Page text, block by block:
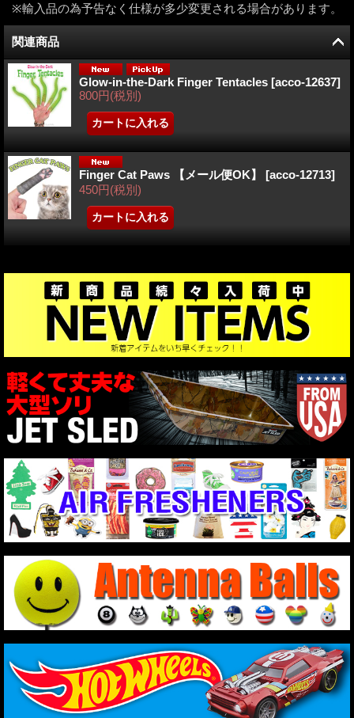
※輸入品の為予告なく仕様が多少変更される場合があります。
関連商品
Glow-in-the-Dark Finger Tentacles [acco-12637]
800円(税別)
Finger Cat Paws 【メール便OK】 [acco-12713]
450円(税別)